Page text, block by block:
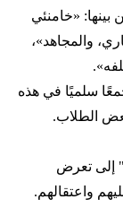
«خامنئي
والمجاهد»،
سلميًا في هذه
الطلاب.
إلى تعرض
واعتقالهم.